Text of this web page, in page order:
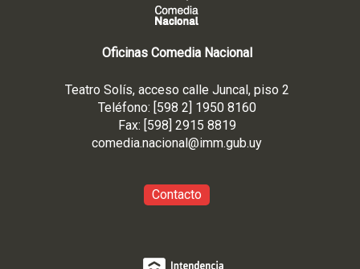
Oficinas Comedia Nacional
Teatro Solís, acceso calle Juncal, piso 2
Teléfono: [598 2] 1950 8160
Fax: [598] 2915 8819
comedia.nacional@imm.gub.uy
Contacto